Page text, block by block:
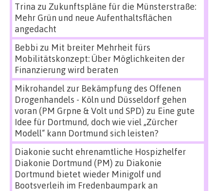
Trina zu Zukunftspläne für die Münsterstraße:
Mehr Grün und neue Aufenthaltsflächen
angedacht
Bebbi zu Mit breiter Mehrheit fürs
Mobilitätskonzept: Über Möglichkeiten der
Finanzierung wird beraten
Mikrohandel zur Bekämpfung des Offenen
Drogenhandels - Köln und Düsseldorf gehen
voran (PM Grpne & Volt und SPD) zu Eine gute
Idee für Dortmund, doch wie viel „Zürcher
Modell“ kann Dortmund sich leisten?
Diakonie sucht ehrenamtliche Hospizhelfer
Diakonie Dortmund (PM) zu Diakonie
Dortmund bietet wieder Minigolf und
Bootsverleih im Fredenbaumpark an